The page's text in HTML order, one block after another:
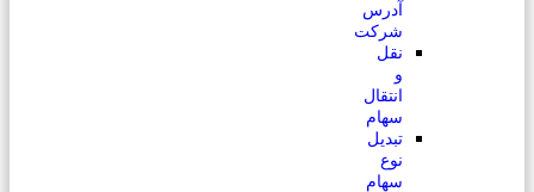
آدرس
شرکت
نقل
و
انتقال
سهام
تبدیل
نوع
سهام